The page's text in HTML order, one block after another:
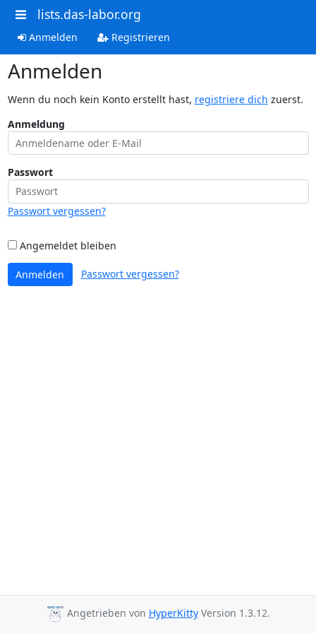
lists.das-labor.org
Anmelden Registrieren
Anmelden
Wenn du noch kein Konto erstellt hast, registriere dich zuerst.
Anmeldung
Passwort
Passwort vergessen?
Angemeldet bleiben
Anmelden Passwort vergessen?
Angetrieben von HyperKittyVersion 1.3.12.